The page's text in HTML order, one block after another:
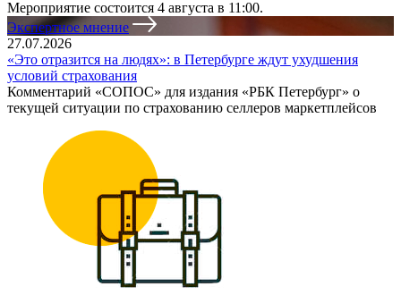
Мероприятие состоится 4 августа в 11:00.
Экспертное мнение
27.07.2026
«Это отразится на людях»: в Петербурге ждут ухудшения
условий страхования
Комментарий «СОПОС» для издания «РБК Петербург» о
текущей ситуации по страхованию селлеров маркетплейсов